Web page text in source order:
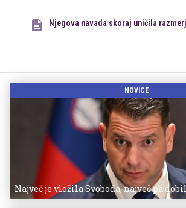
Njegova navada skoraj uničila
NOVICE
Največ je vložila Svoboda, največ pa